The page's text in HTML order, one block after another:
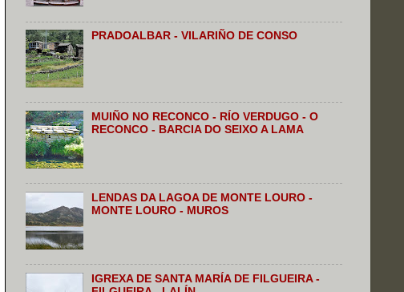
PRADOALBAR - VILARIÑO DE CONSO
MUIÑO NO RECONCO - RÍO VERDUGO - O
RECONCO - BARCIA DO SEIXO A LAMA
LENDAS DA LAGOA DE MONTE LOURO -
MONTE LOURO - MUROS
IGREXA DE SANTA MARÍA DE FILGUEIRA -